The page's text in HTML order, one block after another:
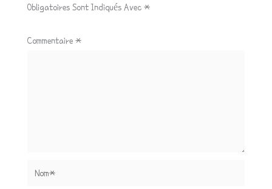
Obligatoires Sont Indiqués Avec *
Commentaire *
Nom*